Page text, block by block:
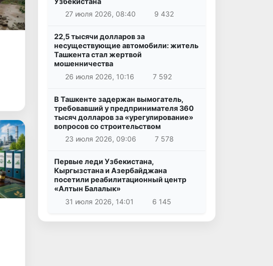
27 июля 2026, 08:40
9 432
22,5 тысячи долларов за
несуществующие автомобили: житель
Ташкента стал жертвой
мошенничества
26 июля 2026, 10:16
7 592
В Ташкенте задержан вымогатель,
требовавший у предпринимателя 360
тысяч долларов за «урегулирование»
вопросов со строительством
23 июля 2026, 09:06
7 578
Первые леди Узбекистана,
Кыргызстана и Азербайджана
посетили реабилитационный центр
«Алтын Балалык»
31 июля 2026, 14:01
6 145